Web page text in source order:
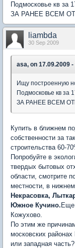
Подмосковье кв за
ЗА РАНЕЕ ВСЕМ
liambda
30 Sep 2009
asa, on 17.09.2009 -
Ищу построенную
Подмосковье кв за
ЗА РАНЕЕ ВСЕМ
Купить в ближнем
собственности за
строительства 60-
Попробуйте в
твердых бытовых
области, смотрите
местности, в
Некрасовка,
Южное Кучино. Еще
Кожухово.
По этим же
московских
или западная